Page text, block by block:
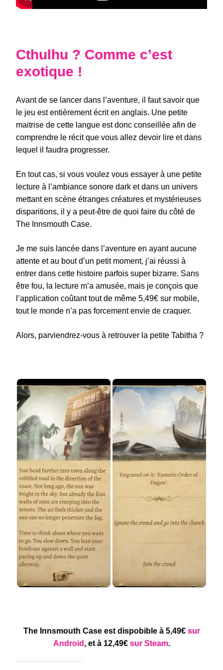
Cthulhu ? Comme c’est
exotique !
Avant de se lancer dans l’aventure, il faut savoir que
le jeu est entièrement écrit en anglais. Une petite
maitrise de cette langue est donc conseillée afin de
comprendre le récit que vous allez devoir lire et dans
lequel il faudra progresser.
En tout cas, si vous voulez vous essayer à une petite
lecture à l’ambiance sonore dark et dans un univers
mettant en scène étranges créatures et mystérieuses
disparitions, il y a peut-être de quoi faire du côté de
The Innsmouth Case.
Je me suis lancée dans l’aventure en ayant aucune
attente et au bout d’un petit moment, j’ai réussi à
entrer dans cette histoire parfois super bizarre. Sans
être fou, la lecture m’a amusée, mais je conçois que
l’application coûtant tout de même 5,49€ sur mobile,
tout le monde n’a pas forcement envie de craquer.
Alors, parviendrez-vous à retrouver la petite Tabitha ?
The Innsmouth Case est dispobible à 5,49€ sur
Android , et à 12,49€ sur Steam.